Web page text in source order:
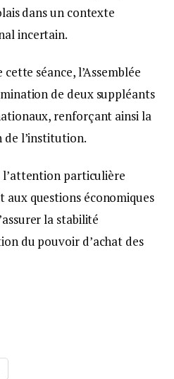
dans un contexte
incertain.
séance, l’Assemblée
de deux suppléants
renforçant ainsi la
de l’institution.
particulière
questions économiques
la stabilité
du pouvoir d’achat des